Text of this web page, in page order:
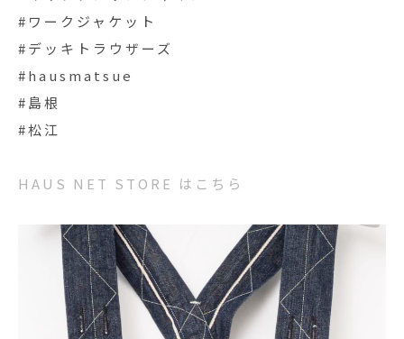
#ワークジャケット
#デッキトラウザーズ
#hausmatsue
#島根
#松江
HAUS NET STORE はこちら